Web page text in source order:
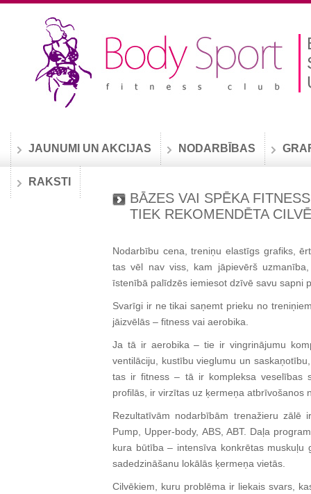
JAUNUMI UN AKCIJAS NODARBĪBAS
RAKSTI
BĀZES VAI SPĒKA
TIEK REKOMENDĒTA
Nodarbību cena, treniņu elastīgs grafiks,
tas vēl nav viss, kam jāpievērš
īstenībā palīdzēs iemiesot dzīvē savu sapni
Svarīgi ir ne tikai saņemt prieku no
jāizvēlās – fitness vai aerobika.
Ja tā ir aerobika – tie ir vingrinājumu
ventilāciju, kustību vieglumu un
tas ir fitness – tā ir kompleksa veselības
profilās, ir virzītas uz ķermeņa atbrīvošanos
Rezultatīvām nodarbībām trenažieru zālē
Pump, Upper-body, ABS, ABT. Daļa
kura būtība – intensīva konkrētas muskuļu
sadedzināšanu lokālās ķermeņa vietās.
Cilvēkiem, kuru problēma ir liekais svars,